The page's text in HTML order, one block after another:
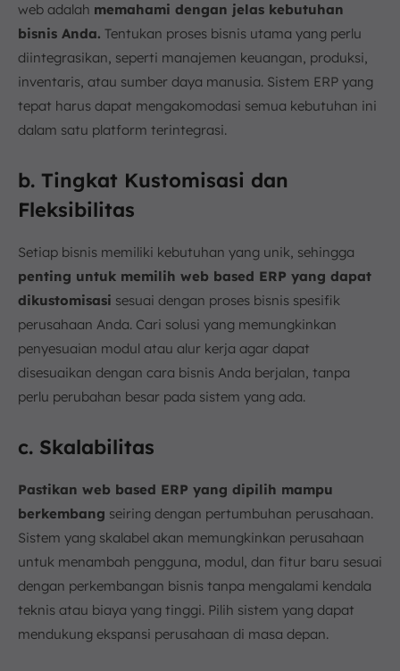
web adalah memahami dengan jelas kebutuhan
bisnis Anda. Tentukan proses bisnis utama yang perlu
diintegrasikan, seperti manajemen keuangan, produksi,
inventaris, atau sumber daya manusia. Sistem ERP yang
tepat harus dapat mengakomodasi semua kebutuhan ini
dalam satu platform terintegrasi.
b. Tingkat Kustomisasi dan
Fleksibilitas
Setiap bisnis memiliki kebutuhan yang unik, sehingga
penting untuk memilih web based ERP yang dapat
dikustomisasi sesuai dengan proses bisnis spesifik
perusahaan Anda. Cari solusi yang memungkinkan
penyesuaian modul atau alur kerja agar dapat
disesuaikan dengan cara bisnis Anda berjalan, tanpa
perlu perubahan besar pada sistem yang ada.
c. Skalabilitas
Pastikan web based ERP yang dipilih mampu
berkembang seiring dengan pertumbuhan perusahaan.
Sistem yang skalabel akan memungkinkan perusahaan
untuk menambah pengguna, modul, dan fitur baru sesuai
dengan perkembangan bisnis tanpa mengalami kendala
teknis atau biaya yang tinggi. Pilih sistem yang dapat
mendukung ekspansi perusahaan di masa depan.